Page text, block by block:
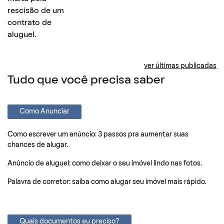
ver últimas publicadas
Tudo que você precisa saber
Como Anunciar
Como escrever um anúncio: 3 passos pra aumentar suas
chances de alugar.
Anúncio de aluguel: como deixar o seu imóvel lindo nas fotos.
Palavra de corretor: saiba como alugar seu imóvel mais rápido.
Quais documentos eu preciso?